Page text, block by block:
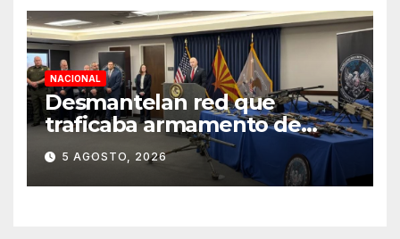
NACIONAL
Desmantelan red que
traficaba armamento de
Arizona a México
5 AGOSTO, 2026